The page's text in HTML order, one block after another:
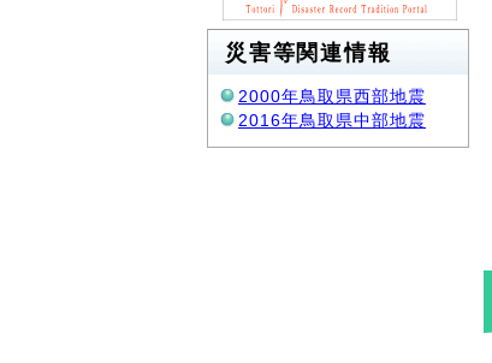
災害等関連情報
2000年鳥取県西部地震
2016年鳥取県中部地震